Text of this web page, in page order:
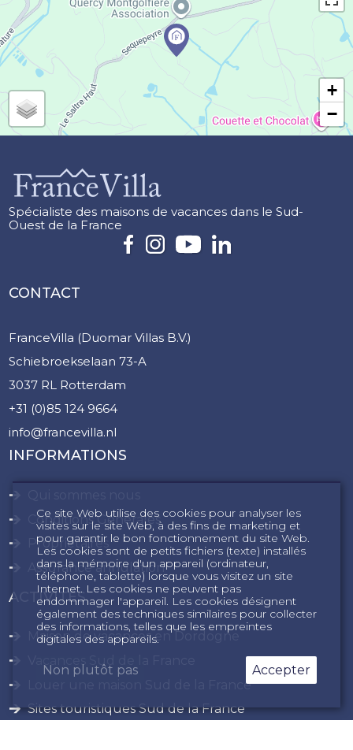
+
−
Spécialiste des maisons de vacances dans le Sud-
Ouest de la France
CONTACT
FranceVilla (Duomar Villas B.V.)
Schiebroekselaan 73-A
3037 RL Rotterdam
+31 (0)85 124 9664
info@francevilla.nl
INFORMATIONS
Conditions Générales
Propriétaires
Assurance annulation
ACTIVITÉS
Maison de vacances en Dordogne
Vacances Sud de la France
Louer une maison Sud de la France
Sites touristiques Sud de la France
Ce site Web utilise des cookies pour analyser les
visites sur le site Web, à des fins de marketing et
pour garantir le bon fonctionnement du site Web.
Les cookies sont de petits fichiers (texte) installés
dans la mémoire d'un appareil (ordinateur,
téléphone, tablette) lorsque vous visitez un site
Internet. Les cookies ne peuvent pas
endommager l'appareil. Les cookies désignent
également des techniques similaires pour collecter
des informations, telles que les empreintes
digitales des appareils.
Non plutôt pas Accepter